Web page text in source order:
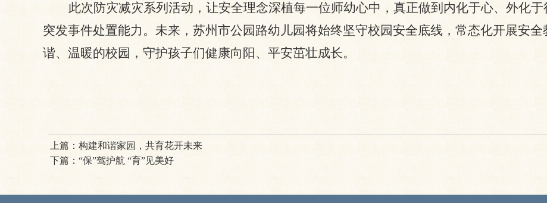
此次防灾减灾系列活动，让安全理念深植每一位师幼心中，真正做到内化于心、外化
突发事件处置能力。未来，苏州市公园路幼儿园将始终坚守校园安全底线，常态化开展安
谐、温暖的校园，守护孩子们健康向阳、平安茁壮成长。
上篇： 构建和谐家园，共育花开未来
下篇： “保”驾护航 “育”见美好